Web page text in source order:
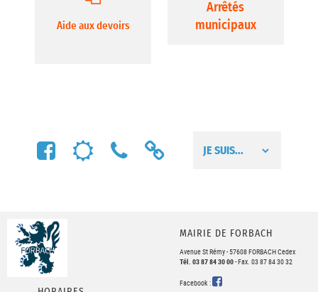
Aide aux devoirs
Arrêtés
municipaux
MAIRIE DE FORBACH
Avenue St Rémy - 57608 FORBACH Cedex
Tél. 03 87 84 30 00- Fax. 03 87 84 30 32
Facebook : FACEBOOK